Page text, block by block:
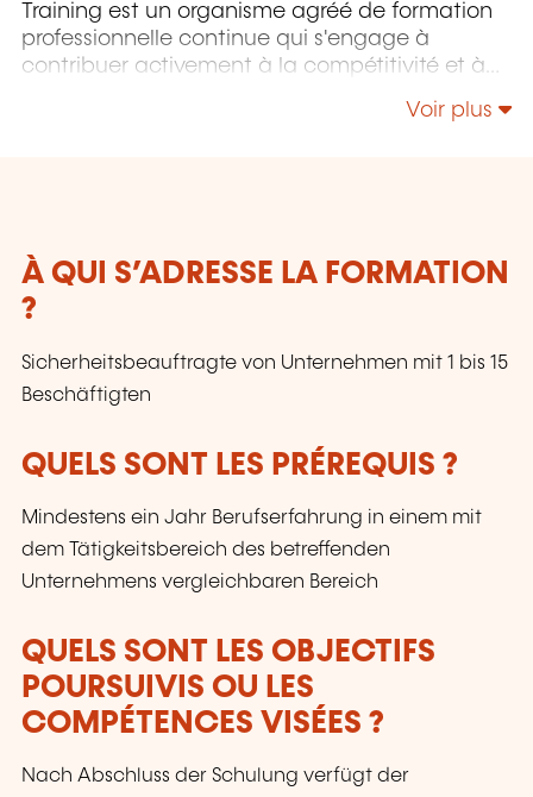
Training est un organisme agréé de formation
professionnelle continue qui s'engage à
contribuer activement à la compétitivité et à
les compétences de ceux qui font vivre son
Voir plus
À QUI S’ADRESSE LA FORMATION
?
Sicherheitsbeauftragte von Unternehmen mit 1 bis 15
Beschäftigten
QUELS SONT LES PRÉREQUIS ?
Mindestens ein Jahr Berufserfahrung in einem mit
dem Tätigkeitsbereich des betreffenden
Unternehmens vergleichbaren Bereich
QUELS SONT LES OBJECTIFS
POURSUIVIS OU LES
COMPÉTENCES VISÉES ?
Nach Abschluss der Schulung verfügt der